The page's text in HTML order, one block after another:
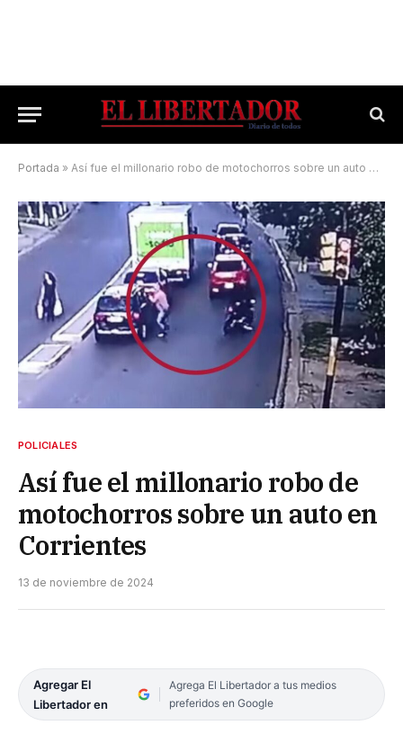
Portada » Así fue el millonario robo de motochorros sobre un auto en Corrientes
POLICIALES
Así fue el millonario robo de
motochorros sobre un auto en
Corrientes
13 de noviembre de 2024
Agregar El
Libertador en
Agrega El Libertador a tus medios
preferidos en Google